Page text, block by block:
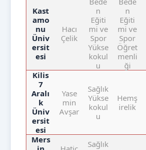
Kast
amo
nu
Üniv
ersit
esi
Hacı
Çelik
n
Eğiti
mi ve
Spor
Yükse
kokul
u
n
Eğiti
mi ve
Spor
Öğret
menli
ği
Kilis
7
Aralı
k
Üniv
ersit
esi
Yase
min
Avşar
Sağlık
Yükse
kokul
u
Hemş
irelik
Mers
Sağlık